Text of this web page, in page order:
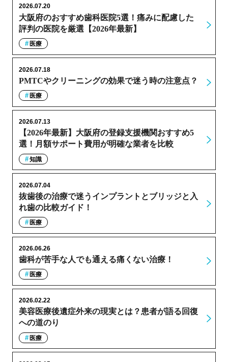
大阪府のおすすめ歯科医院5選！痛みに配慮した
評判の医院を厳選【2026年最新】
2026.07.20
医療
PMTCやクリーニングの効果で迷う時の注意点？
2026.07.18
医療
【2026年最新】大阪府の登録支援機関おすすめ5
選！月額サポート費用が明確な業者を比較
2026.07.13
知識
抜歯後の治療で迷うインプラントとブリッジと入
れ歯の比較ガイド！
2026.07.04
医療
歯科が苦手な人でも通える痛くない治療！
2026.06.26
医療
美容医療後遺症外来の現実とは？患者が語る回復
への道のり
2026.02.22
医療